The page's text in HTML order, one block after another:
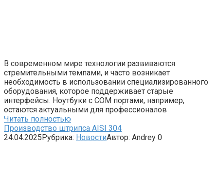
В современном мире технологии развиваются
стремительными темпами, и часто возникает
необходимость в использовании специализированного
оборудования, которое поддерживает старые
интерфейсы. Ноутбуки с COM портами, например,
остаются актуальными для профессионалов
Читать полностью
Производство штрипса AISI 304
24.04.2025Рубрика: НовостиАвтор: Andrey 0